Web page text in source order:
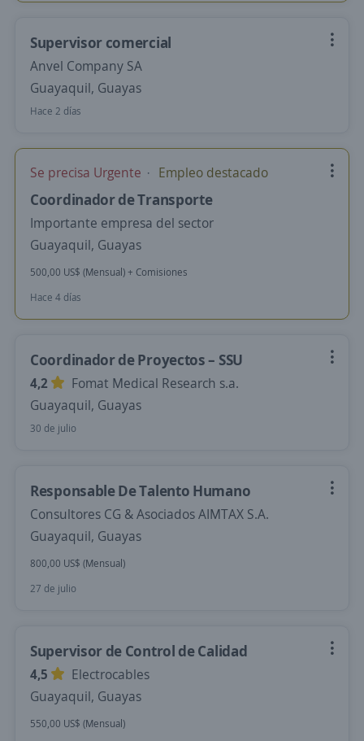
Supervisor comercial
Anvel Company SA
Guayaquil, Guayas
Hace 2 días
Se precisa Urgente Empleo destacado
Coordinador de Transporte
Importante empresa del sector
Guayaquil, Guayas
500,00 US$ (Mensual) + Comisiones
Hace 4 días
Coordinador de Proyectos – SSU
4,2
Fomat Medical Research s.a.
Guayaquil, Guayas
30 de julio
Responsable De Talento Humano
Consultores CG & Asociados AIMTAX S.A.
Guayaquil, Guayas
800,00 US$ (Mensual)
27 de julio
Supervisor de Control de Calidad
4,5
Electrocables
Guayaquil, Guayas
550,00 US$ (Mensual)